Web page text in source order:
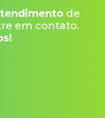
de
em contato.